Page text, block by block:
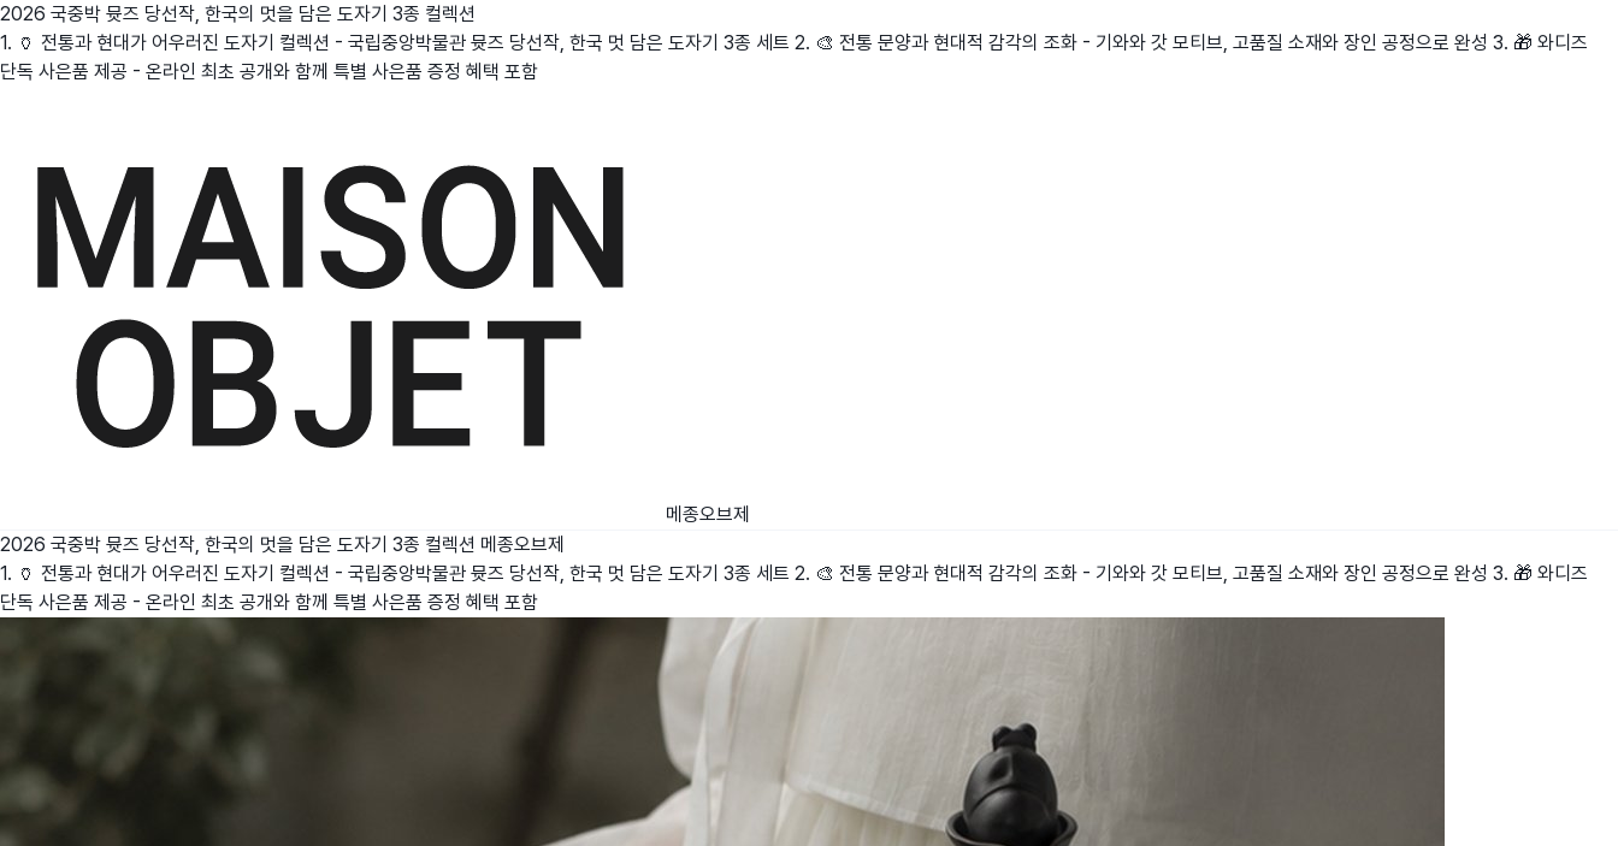
2026 국중박 뮷즈 당선작, 한국의 멋을 담은 도자기 3종 컬렉션
1. 🏺 전통과 현대가 어우러진 도자기 컬렉션 - 국립중앙박물관 뮷즈 당선작, 한국 멋 담은 도자기 3종 세트 2. 🎨 전통 문양과 현대적 감각의 조화 - 기와와 갓 모티브, 고품질 소재와 장인 공정으로 완성 3. 🎁 와디즈
단독 사은품 제공 - 온라인 최초 공개와 함께 특별 사은품 증정 혜택 포함
메종오브제
2026 국중박 뮷즈 당선작, 한국의 멋을 담은 도자기 3종 컬렉션 메종오브제
1. 🏺 전통과 현대가 어우러진 도자기 컬렉션 - 국립중앙박물관 뮷즈 당선작, 한국 멋 담은 도자기 3종 세트 2. 🎨 전통 문양과 현대적 감각의 조화 - 기와와 갓 모티브, 고품질 소재와 장인 공정으로 완성 3. 🎁 와디즈
단독 사은품 제공 - 온라인 최초 공개와 함께 특별 사은품 증정 혜택 포함